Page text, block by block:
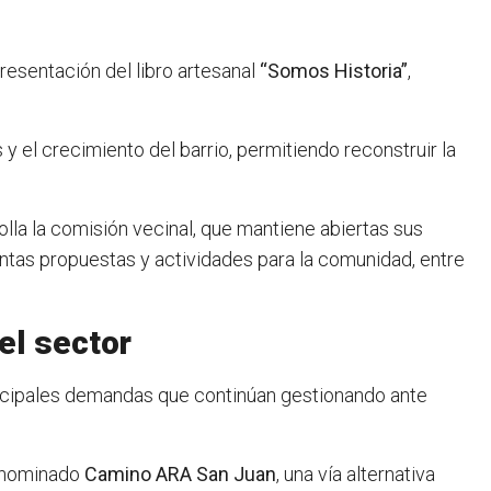
del libro artesanal “Somos Historia”,
el crecimiento del barrio, permitiendo reconstruir la
la comisión vecinal, que mantiene abiertas sus
propuestas y actividades para la comunidad, entre
sector
demandas que continúan gestionando ante
Camino ARA San Juan, una vía alternativa